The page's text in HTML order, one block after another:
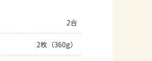
レシピ
2合
2枚（360g）